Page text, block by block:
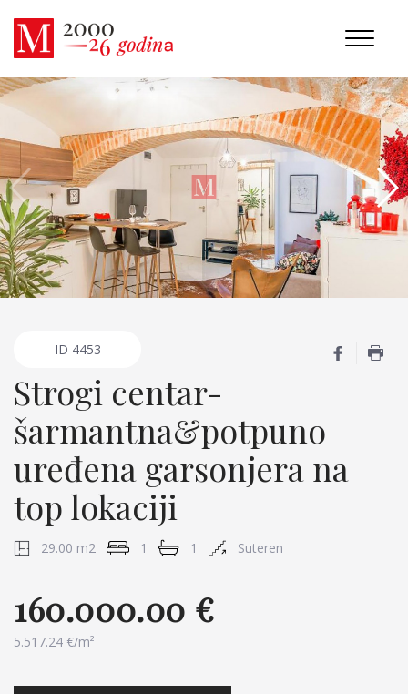
ID 4453
Strogi centar-
šarmantna&potpuno
uređena garsonjera na
top lokaciji
29.00 m2 1 1 Suteren
160.000.00 €
5.517.24 €/m²